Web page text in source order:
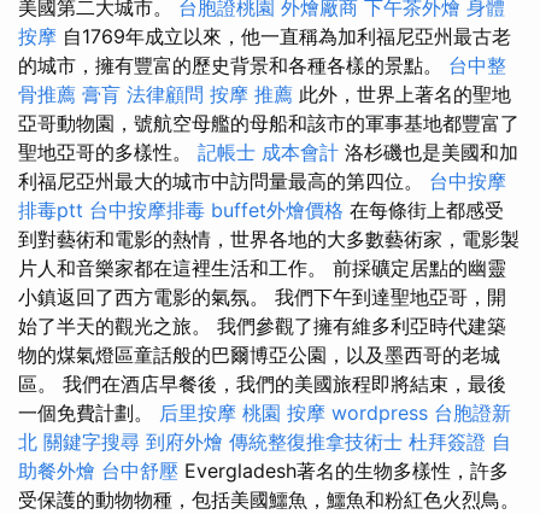
美國第二大城市。 台胞證桃園 外燴廠商 下午茶外燴 身體
按摩 自1769年成立以來，他一直稱為加利福尼亞州最古老
的城市，擁有豐富的歷史背景和各種各樣的景點。 台中整
骨推薦 膏肓 法律顧問 按摩 推薦 此外，世界上著名的聖地
亞哥動物園，號航空母艦的母船和該市的軍事基地都豐富了
聖地亞哥的多樣性。 記帳士 成本會計 洛杉磯也是美國和加
利福尼亞州最大的城市中訪問量最高的第四位。 台中按摩
排毒ptt 台中按摩排毒 buffet外燴價格 在每條街上都感受
到對藝術和電影的熱情，世界各地的大多數藝術家，電影製
片人和音樂家都在這裡生活和工作。 前採礦定居點的幽靈
小鎮返回了西方電影的氣氛。 我們下午到達聖地亞哥，開
始了半天的觀光之旅。 我們參觀了擁有維多利亞時代建築
物的煤氣燈區童話般的巴爾博亞公園，以及墨西哥的老城
區。 我們在酒店早餐後，我們的美國旅程即將結束，最後
一個免費計劃。 后里按摩 桃園 按摩 wordpress 台胞證新
北 關鍵字搜尋 到府外燴 傳統整復推拿技術士 杜拜簽證 自
助餐外燴 台中舒壓 Evergladesh著名的生物多樣性，許多
受保護的動物物種，包括美國鱷魚，鱷魚和粉紅色火烈鳥。